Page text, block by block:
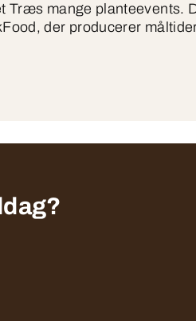
Træs mange planteevents.
der producerer